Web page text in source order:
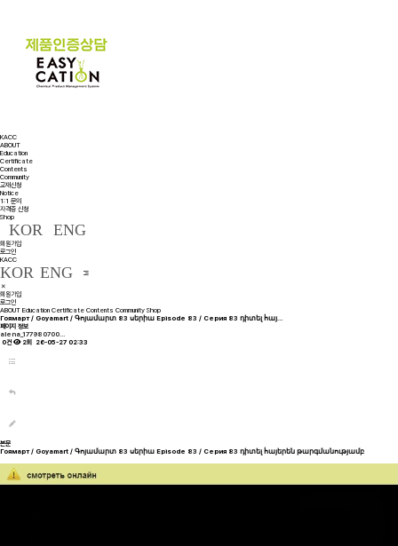
KACC
ABOUT
Education
Certificate
Contents
Community
교재신청
Notice
1:1 문의
자격증 신청
Shop
KOR ENG
회원가입
로그인
KACC
KOR ENG
회원가입
로그인
ABOUT Education Certificate Contents Community Shop
Гоямарт / Goyamart / Գոյամարտ 83 սերիա Episode 83 / Серия 83 դիտել հայ…
페이지 정보
alena_177980700…
0건
2회 26-05-27 02:33
본문
Гоямарт / Goyamart / Գոյամարտ 83 սերիա Episode 83 / Серия 83 դիտել հայերեն թարգմանությամբ